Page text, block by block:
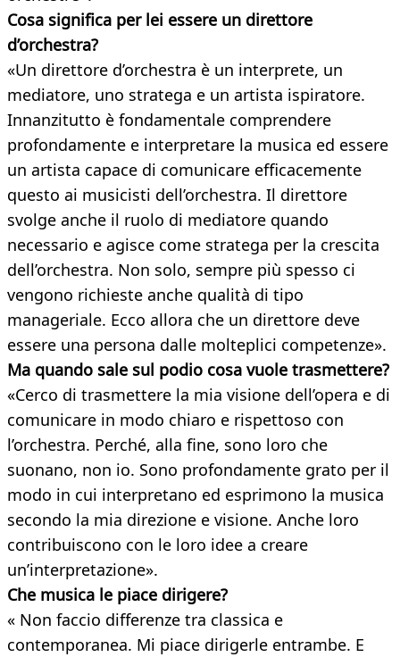
Cosa significa per lei essere un direttore
d’orchestra?
«Un direttore d’orchestra è un interprete, un
mediatore, uno stratega e un artista ispiratore.
Innanzitutto è fondamentale comprendere
profondamente e interpretare la musica ed essere
un artista capace di comunicare efficacemente
questo ai musicisti dell’orchestra. Il direttore
svolge anche il ruolo di mediatore quando
necessario e agisce come stratega per la crescita
dell’orchestra. Non solo, sempre più spesso ci
vengono richieste anche qualità di tipo
manageriale. Ecco allora che un direttore deve
essere una persona dalle molteplici competenze».
Ma quando sale sul podio cosa vuole trasmettere?
«Cerco di trasmettere la mia visione dell’opera e di
comunicare in modo chiaro e rispettoso con
l’orchestra. Perché, alla fine, sono loro che
suonano, non io. Sono profondamente grato per il
modo in cui interpretano ed esprimono la musica
secondo la mia direzione e visione. Anche loro
contribuiscono con le loro idee a creare
un’interpretazione».
Che musica le piace dirigere?
« Non faccio differenze tra classica e
contemporanea. Mi piace dirigerle entrambe. E